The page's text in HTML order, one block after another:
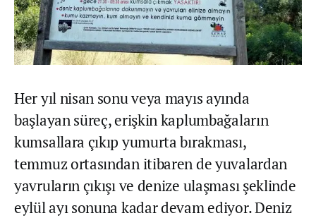
Her yıl nisan sonu veya mayıs ayında
başlayan süreç, erişkin kaplumbağaların
kumsallara çıkıp yumurta bırakması,
temmuz ortasından itibaren de yuvalardan
yavruların çıkışı ve denize ulaşması şeklinde
eylül ayı sonuna kadar devam ediyor. Deniz